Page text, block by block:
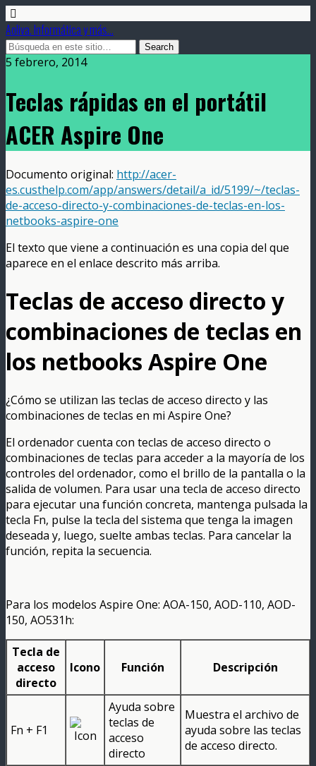
Aoliva. Informática y más...
5 febrero, 2014
Teclas rápidas en el portátil
ACER Aspire One
Documento original: http://acer-
es.custhelp.com/app/answers/detail/a_id/5199/~/teclas-
de-acceso-directo-y-combinaciones-de-teclas-en-los-
netbooks-aspire-one
El texto que viene a continuación es una copia del que
aparece en el enlace descrito más arriba.
Teclas de acceso directo y
combinaciones de teclas en
los netbooks Aspire One
¿Cómo se utilizan las teclas de acceso directo y las
combinaciones de teclas en mi Aspire One?
El ordenador cuenta con teclas de acceso directo o
combinaciones de teclas para acceder a la mayoría de los
controles del ordenador, como el brillo de la pantalla o la
salida de volumen. Para usar una tecla de acceso directo
para ejecutar una función concreta, mantenga pulsada la
tecla Fn, pulse la tecla del sistema que tenga la imagen
deseada y, luego, suelte ambas teclas. Para cancelar la
función, repita la secuencia.
Para los modelos Aspire One: AOA-150, AOD-110, AOD-
150, AO531h:
Tecla de
acceso
directo
Icono Función Descripción
Fn + F1
Ayuda sobre
teclas de
acceso
directo
Muestra el archivo de
ayuda sobre las teclas
de acceso directo.